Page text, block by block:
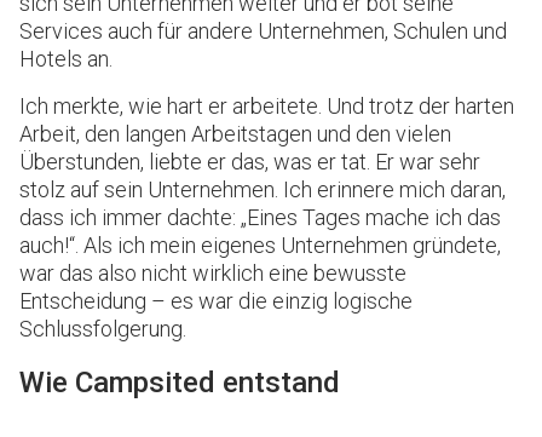
Services auch für andere Unternehmen, Schulen und
Hotels an.
Ich merkte, wie hart er arbeitete. Und trotz der harten
Arbeit, den langen Arbeitstagen und den vielen
Überstunden, liebte er das, was er tat. Er war sehr
stolz auf sein Unternehmen. Ich erinnere mich daran,
dass ich immer dachte: „Eines Tages mache ich das
auch!“. Als ich mein eigenes Unternehmen gründete,
war das also nicht wirklich eine bewusste
Entscheidung – es war die einzig logische
Schlussfolgerung.
Wie Campsited entstand